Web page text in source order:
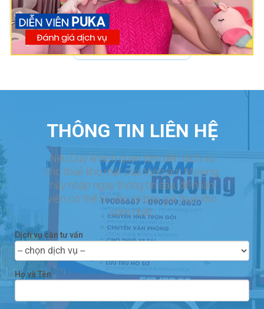
Xem tất cả đánh giá
THÔNG TIN LIÊN HỆ
Nếu Quý khách quan tâm đến dịch vụ
cho thuê kho mát của Vietnam Moving,
hãy nhập ngay thông tin sau, để nhân
viên có thể tư vấn và báo giá thuê kho
sớm nhất.
Dịch vụ cần tư vấn
Họ và Tên